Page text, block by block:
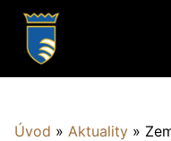
Úvod » Aktuality »